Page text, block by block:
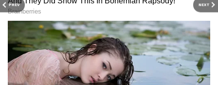
PREV NEXT
Related Articles
Facts: అమెరికాలో ఇళ్ల‌పై నీటి ట్యాంకులు ఎందుకు
క‌నిపించ‌వో తెలుసా.?